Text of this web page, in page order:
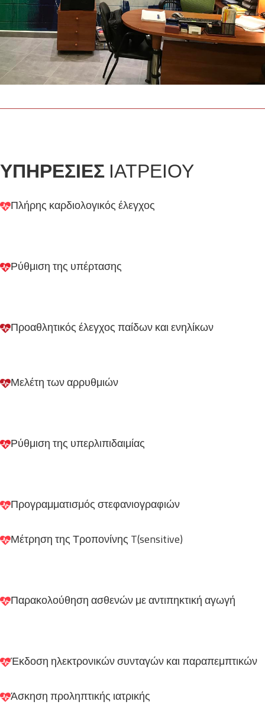
ΥΠΗΡΕΣΊΕΣ ΙΑΤΡΕΊΟΥ
Πλήρης καρδιολογικός έλεγχος
Ρύθμιση της υπέρτασης
Προαθλητικός έλεγχος παίδων και ενηλίκων
Μελέτη των αρρυθμιών
Ρύθμιση της υπερλιπιδαιμίας
Προγραμματισμός στεφανιογραφιών
Μέτρηση της Τροπονίνης T(sensitive)
Παρακολούθηση ασθενών με αντιπηκτική αγωγή
Έκδοση ηλεκτρονικών συνταγών και παραπεμπτικών
Άσκηση προληπτικής ιατρικής